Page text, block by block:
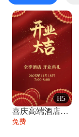
H5
喜庆高端酒店开业大吉邀请函
免费